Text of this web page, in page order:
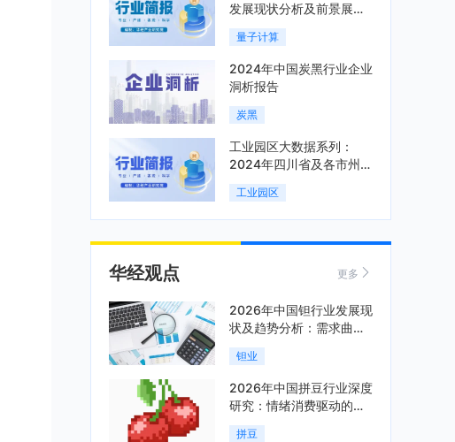
发展现状分析及前景展望
报告
量子计算
2024年中国炭黑行业企业
洞析报告
炭黑
工业园区大数据系列：
2024年四川省及各市州工
业园区全景洞析报告
工业园区
华经观点 更多
2026年中国钽行业发展现
状及趋势分析：需求曲线
陡峭与供给曲线平缓的博
弈加剧「图」
钽业
2026年中国拼豆行业深度
研究：情绪消费驱动的新
兴手工赛道「图」
拼豆